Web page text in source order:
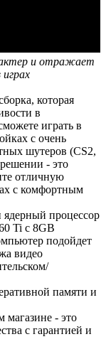
и отражает
которая
в
играть в
с очень
шутеров (CS2,
- это
отличную
с комфортным
процессор
Ti с 8GB
подойдет
видео
памяти и
- это
с гарантией и